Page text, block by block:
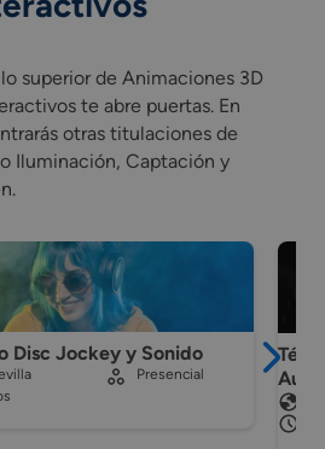
superior de Animaciones 3D
te abre puertas. En
otras titulaciones de
Iluminación, Captación y
Disc Jockey y Sonido
Presencial